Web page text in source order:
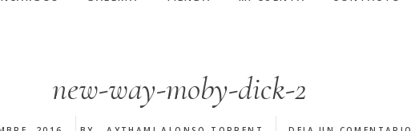
new-way-moby-dick-2